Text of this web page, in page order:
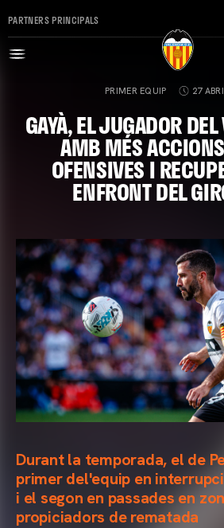
PARTNERS PRINCIPALS
PRIMER EQUIP 27
GAYÀ, EL JUGADOR
AMB MÉS
OFENSIVES I
ENFRONT DEL
Durant la temporada, el de
primer del'equip en
i el segon en passades en
propiciadors de rematada